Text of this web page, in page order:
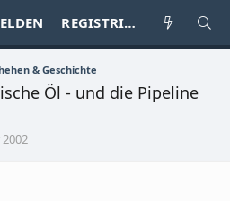
REGISTRIEREN
& Geschichte
Öl - und die Pipeline